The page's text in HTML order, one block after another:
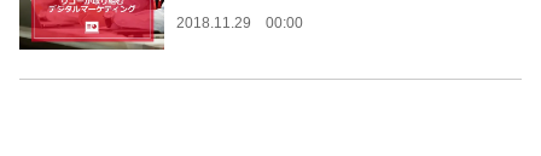
2018.11.29 00:00